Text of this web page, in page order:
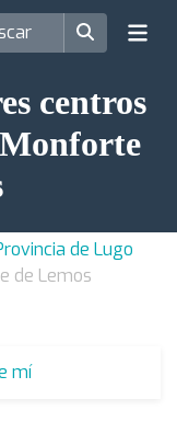
centros
de Lugo
de Lemos
mí